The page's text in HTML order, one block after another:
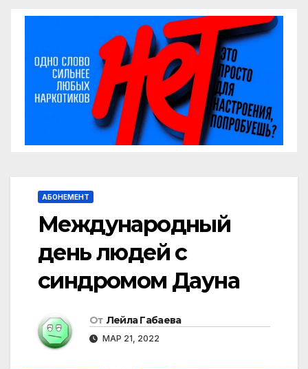
АБОНЕМЕНТ
Международный
день людей с
синдромом Дауна
От Лейла Габаева
МАР 21, 2022